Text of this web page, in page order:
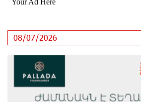
Կաթողիկոսի դատական
ՆԳՆ-ն՝ աղբակույտի տակ
մահվան մասին
«Համահայկական ճակատ»